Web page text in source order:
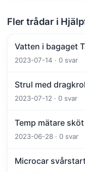
Fler trådar i
Vatten i bagaget
2023-07-14 · 0 svar
Strul med
2023-07-12 · 0 svar
Temp mätare
2023-06-28 · 0 svar
Microcar